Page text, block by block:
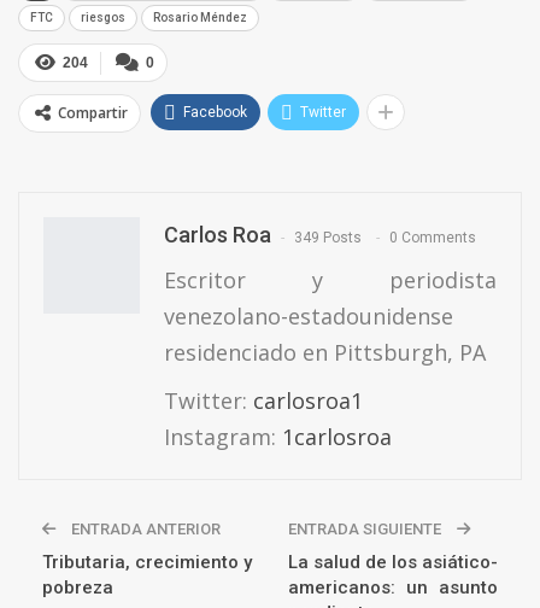
FTC riesgos Rosario Méndez
0
204
Compartir Facebook Twitter
Carlos Roa 349 Posts 0 Comments
Escritor y periodista
venezolano-estadounidense
residenciado en Pittsburgh, PA
Twitter: carlosroa1
Instagram: 1carlosroa
ENTRADA ANTERIOR
Tributaria, crecimiento y
pobreza
ENTRADA SIGUIENTE
La salud de los asiático-
americanos: un asunto